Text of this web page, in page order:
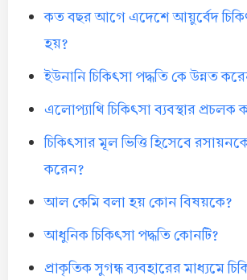
কত বছর আগে এদেশে আয়ুর্বেদ
হয়?
ইউনানি চিকিৎসা পদ্ধতি কে উন্নত
এলোপ্যাথি চিকিৎসা ব্যবস্থার প্রচলক
চিকিৎসার মূল ভিত্তি হিসেবে
করেন?
আল কেমি বলা হয় কোন বিষয়কে?
আধুনিক চিকিৎসা পদ্ধতি কোনটি?
প্রাকৃতিক সুগন্ধ ব্যবহারের মাধ্যমে